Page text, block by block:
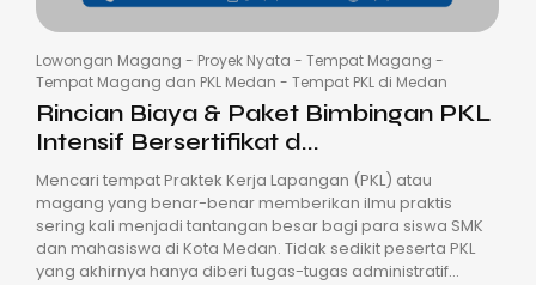
Lowongan Magang - Proyek Nyata - Tempat Magang -
Tempat Magang dan PKL Medan - Tempat PKL di Medan
Rincian Biaya & Paket Bimbingan PKL
Intensif Bersertifikat d...
Mencari tempat Praktek Kerja Lapangan (PKL) atau
magang yang benar-benar memberikan ilmu praktis
sering kali menjadi tantangan besar bagi para siswa SMK
dan mahasiswa di Kota Medan. Tidak sedikit peserta PKL
yang akhirnya hanya diberi tugas-tugas administratif...